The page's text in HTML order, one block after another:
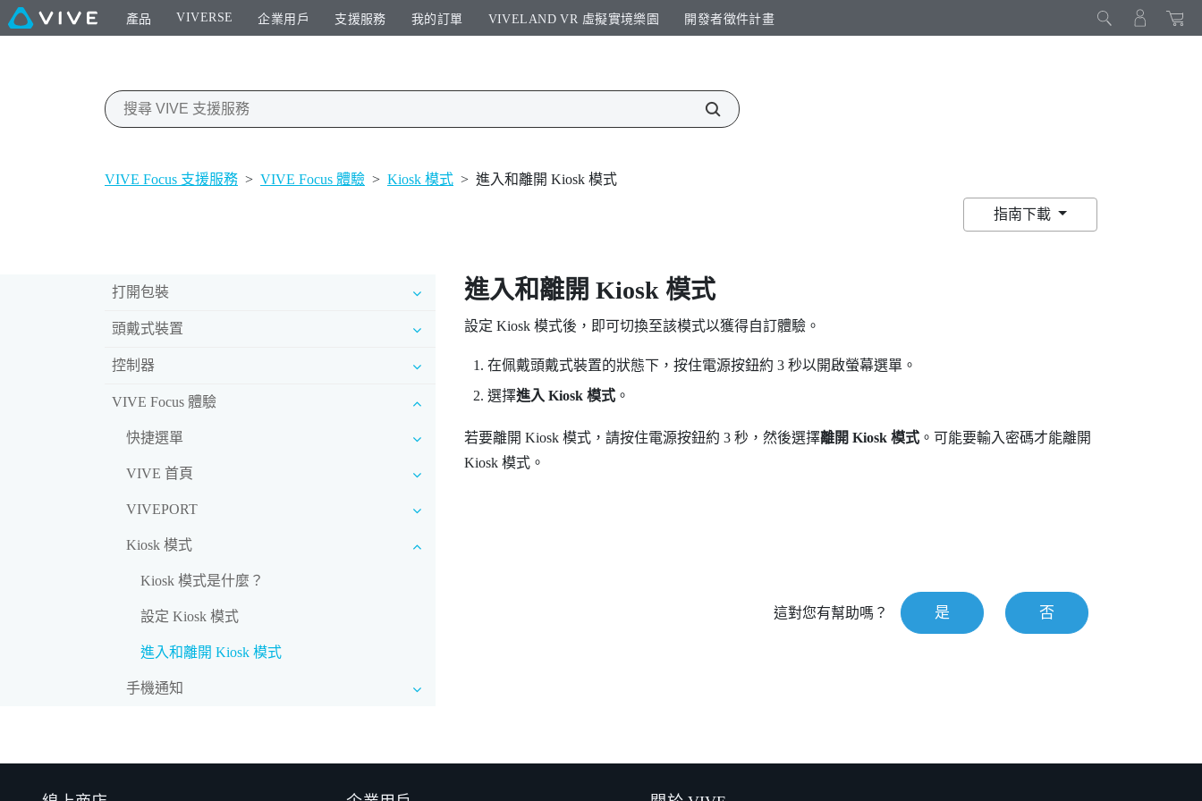
產品 VIVERSE 企業用戶 支援服務 我的訂單 VIVELAND VR 虛擬實境樂園​ 開發者徵件計畫​
VIVE Focus 支援服務 > VIVE Focus 體驗 > Kiosk 模式 > 進入和離開 Kiosk 模式
指南下載
打開包裝
頭戴式裝置
控制器
VIVE Focus 體驗
快捷選單
VIVE 首頁
VIVEPORT
Kiosk 模式
Kiosk 模式是什麼？
設定 Kiosk 模式
進入和離開 Kiosk 模式
手機通知
進入和離開 Kiosk 模式
設定 Kiosk 模式後，即可切換至該模式以獲得自訂體驗。
在佩戴頭戴式裝置的狀態下，按住電源按鈕約 3 秒以開啟螢幕選單。
選擇進入 Kiosk 模式。
若要離開 Kiosk 模式，請按住電源按鈕約 3 秒，然後選擇離開 Kiosk 模式。可能要輸入密碼才能離開
Kiosk 模式。
這對您有幫助嗎？ 是 否